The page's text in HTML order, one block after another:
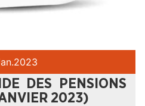
2023
DES PENSIONS
2023)